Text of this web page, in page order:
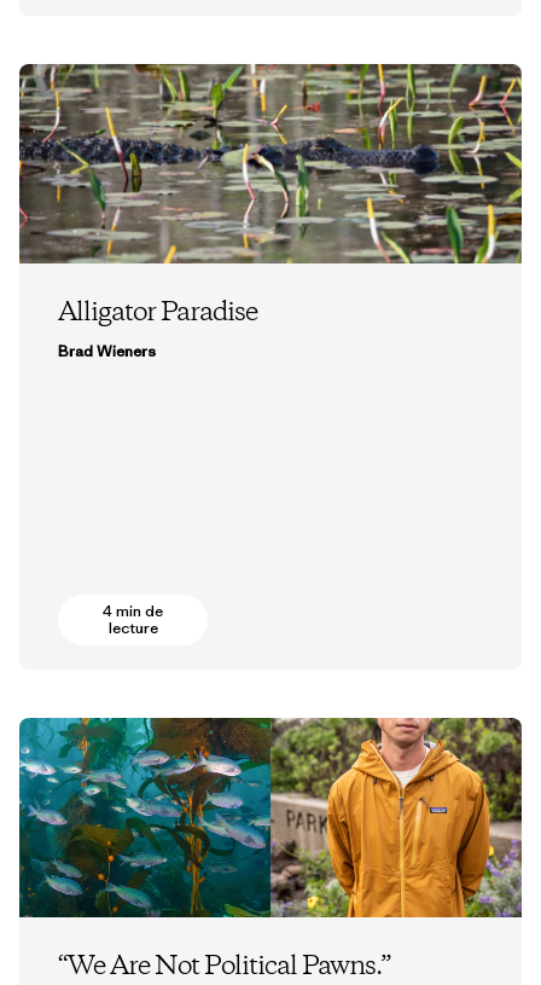
Alligator Paradise
Brad Wieners
4 min de
lecture
“We Are Not Political Pawns.”